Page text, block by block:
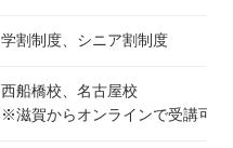
学割制度、シニア割制度
西船橋校、名古屋校
※滋賀からオンラインで受講可能